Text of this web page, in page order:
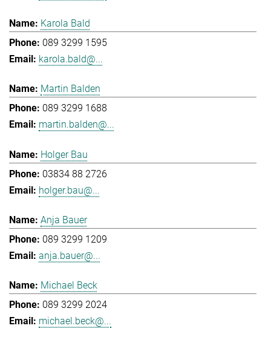
Karola Bald
089 3299 1595
karola.bald@...
Martin Balden
089 3299 1688
martin.balden@...
Holger Bau
03834 88 2726
holger.bau@...
Anja Bauer
089 3299 1209
anja.bauer@...
Michael Beck
089 3299 2024
michael.beck@...